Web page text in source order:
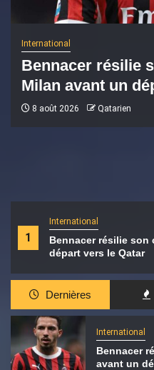
1
International
Bennacer résilie son
départ vers le Qatar
International
Bennacer résilie
Milan avant un
8 août 2026 Qatarien
Dernières
International
Bennacer
avant un